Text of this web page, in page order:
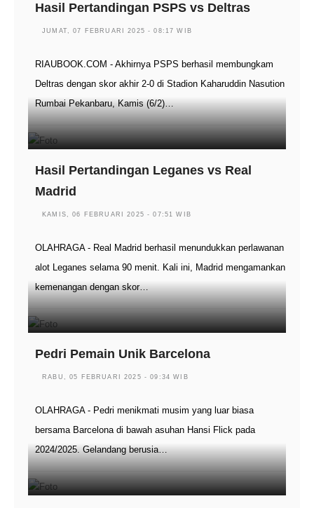
Hasil Pertandingan PSPS vs Deltras
JUMAT, 07 FEBRUARI 2025 - 08:17 WIB
RIAUBOOK.COM - Akhirnya PSPS berhasil membungkam
Deltras dengan skor akhir 2-0 di Stadion Kaharuddin Nasution
Rumbai Pekanbaru, Kamis (6/2)…
Hasil Pertandingan Leganes vs Real
Madrid
KAMIS, 06 FEBRUARI 2025 - 07:51 WIB
OLAHRAGA - Real Madrid berhasil menundukkan perlawanan
alot Leganes selama 90 menit. Kali ini, Madrid mengamankan
kemenangan dengan skor…
Pedri Pemain Unik Barcelona
RABU, 05 FEBRUARI 2025 - 09:34 WIB
OLAHRAGA - Pedri menikmati musim yang luar biasa
bersama Barcelona di bawah asuhan Hansi Flick pada
2024/2025. Gelandang berusia…